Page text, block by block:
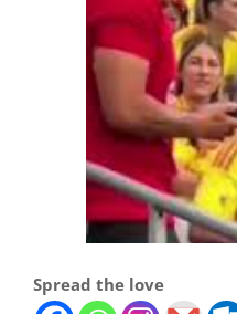
Spread the love